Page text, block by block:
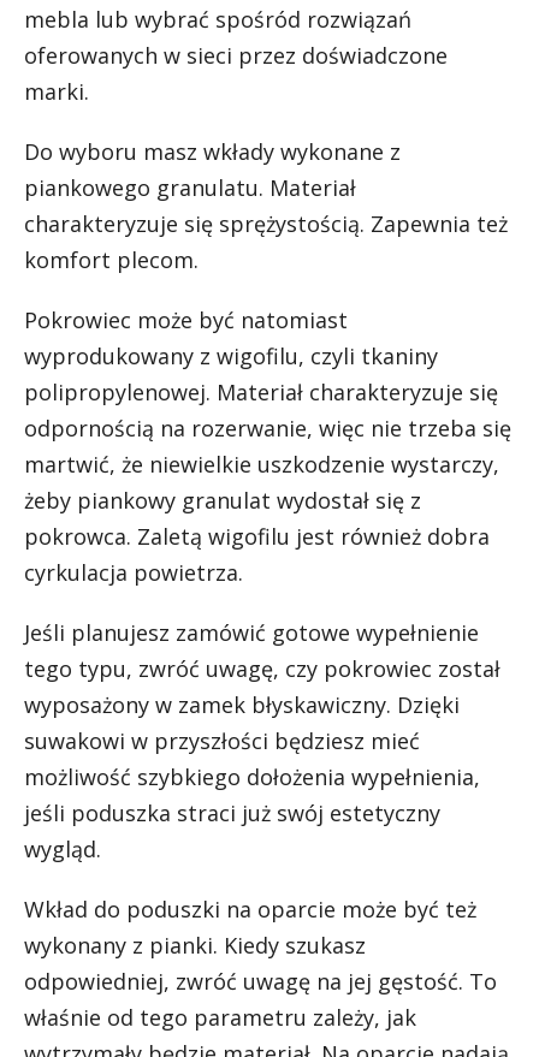
mebla lub wybrać spośród rozwiązań
oferowanych w sieci przez doświadczone
marki.
Do wyboru masz wkłady wykonane z
piankowego granulatu. Materiał
charakteryzuje się sprężystością. Zapewnia też
komfort plecom.
Pokrowiec może być natomiast
wyprodukowany z wigofilu, czyli tkaniny
polipropylenowej. Materiał charakteryzuje się
odpornością na rozerwanie, więc nie trzeba się
martwić, że niewielkie uszkodzenie wystarczy,
żeby piankowy granulat wydostał się z
pokrowca. Zaletą wigofilu jest również dobra
cyrkulacja powietrza.
Jeśli planujesz zamówić gotowe wypełnienie
tego typu, zwróć uwagę, czy pokrowiec został
wyposażony w zamek błyskawiczny. Dzięki
suwakowi w przyszłości będziesz mieć
możliwość szybkiego dołożenia wypełnienia,
jeśli poduszka straci już swój estetyczny
wygląd.
Wkład do poduszki na oparcie może być też
wykonany z pianki. Kiedy szukasz
odpowiedniej, zwróć uwagę na jej gęstość. To
właśnie od tego parametru zależy, jak